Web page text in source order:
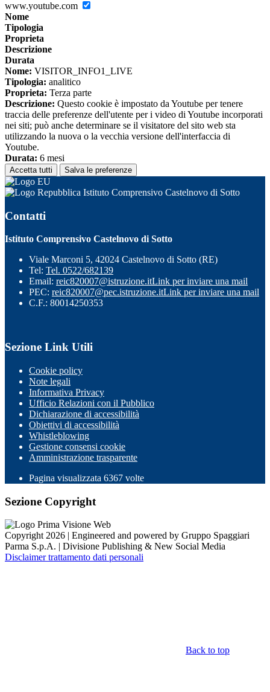
www.youtube.com
Nome
Tipologia
Proprieta
Descrizione
Durata
Nome: VISITOR_INFO1_LIVE
Tipologia: analitico
Proprieta: Terza parte
Descrizione: Questo cookie è impostato da Youtube per tenere
traccia delle preferenze dell'utente per i video di Youtube incorporati
nei siti; può anche determinare se il visitatore del sito web sta
utilizzando la nuova o la vecchia versione dell'interfaccia di
Youtube.
Durata: 6 mesi
Accetta tutti Salva le preferenze
Istituto Comprensivo Castelnovo di Sotto
Contatti
Istituto Comprensivo Castelnovo di Sotto
Viale Marconi 5, 42024 Castelnovo di Sotto (RE)
Tel: Tel. 0522/682139
Email: reic820007@istruzione.itLink per inviare una mail
PEC: reic820007@pec.istruzione.itLink per inviare una mail
C.F.: 80014250353
Sezione Link Utili
Cookie policy
Note legali
Informativa Privacy
Ufficio Relazioni con il Pubblico
Dichiarazione di accessibilità
Obiettivi di accessibilità
Whistleblowing
Gestione consensi cookie
Amministrazione trasparente
Pagina visualizzata 6367 volte
Sezione Copyright
Copyright 2026 | Engineered and powered by Gruppo Spaggiari
Parma S.p.A. | Divisione Publishing & New Social Media
Disclaimer trattamento dati personali
Back to top